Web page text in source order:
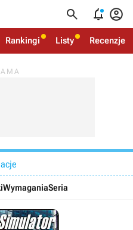
  
Rankingi Listy Recenzje
WymaganiaSeria